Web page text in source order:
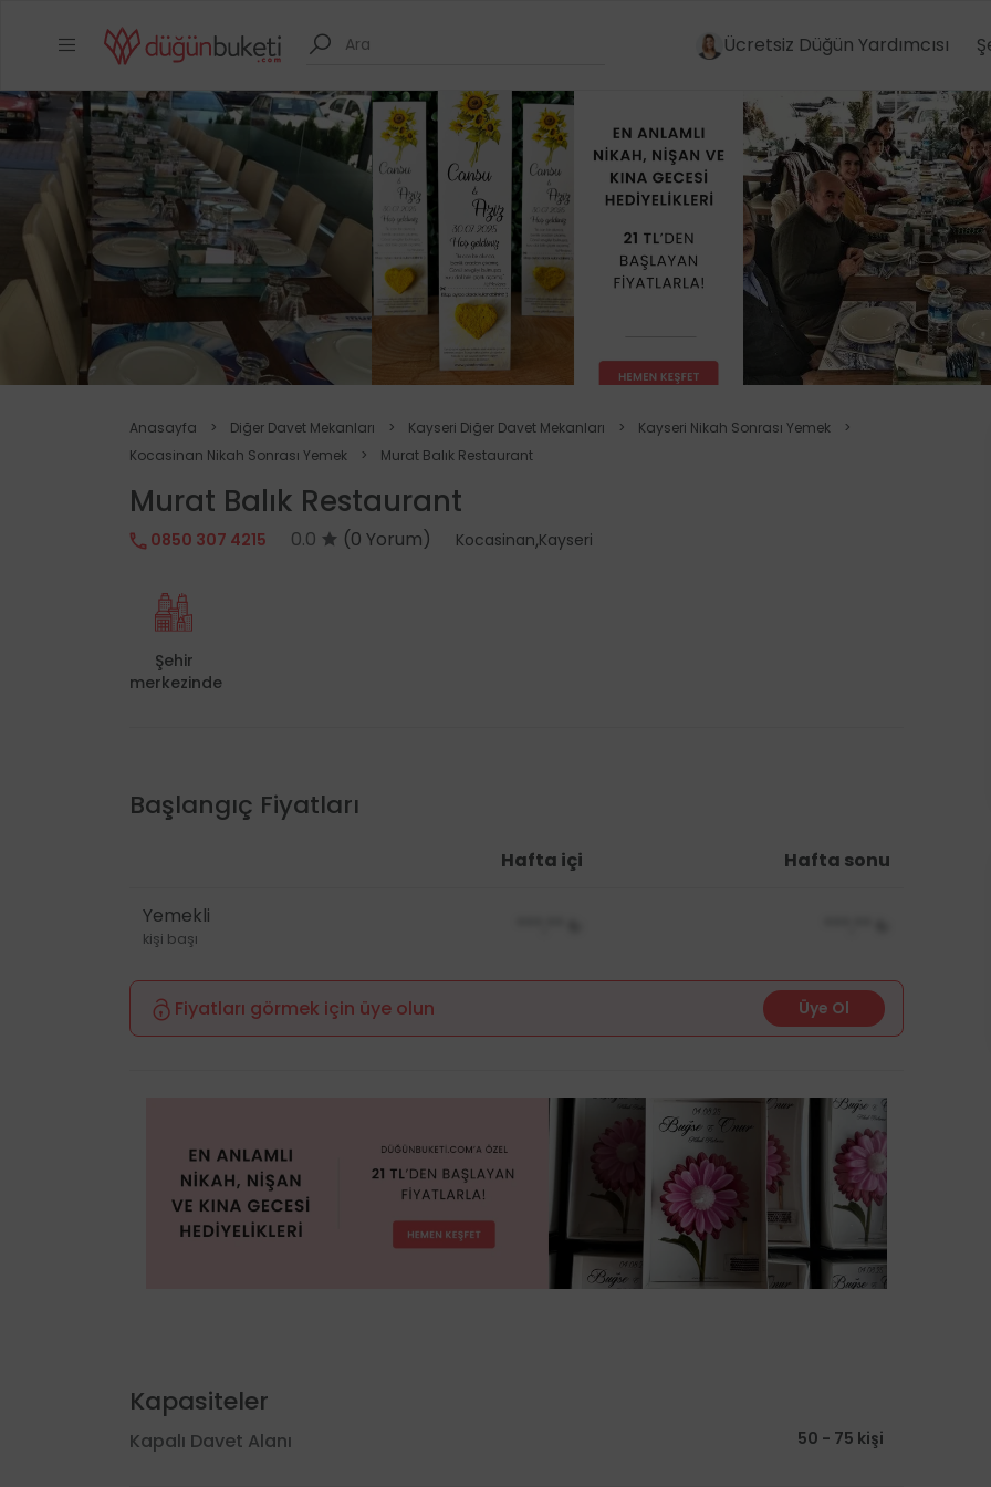
Ücretsiz Düğün Yardımcısı
Anasayfa > Diğer Davet Mekanları > Kayseri Diğer Davet Mekanları > Kayseri Nikah Sonrası Yemek
>
Kocasinan Nikah Sonrası Yemek
> Murat Balık Restaurant
Murat Balık Restaurant
0850 307 4215 0.0 (0 Yorum) Kocasinan,Kayseri
Şehir
merkezinde
Başlangıç Fiyatları
Hafta içi Hafta sonu
Yemekli
kişi başı
Fiyatları görmek için üye olun Üye Ol
Kapasiteler
Kapalı Davet Alanı 50 - 75 kişi